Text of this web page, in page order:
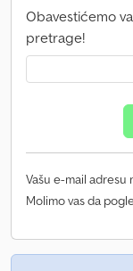
Obavestićemo
pretrage!
Vašu e-mail
Molimo vas da